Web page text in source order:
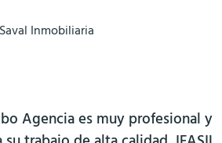
Saval Inmobiliaria
Agencia es muy profesional y